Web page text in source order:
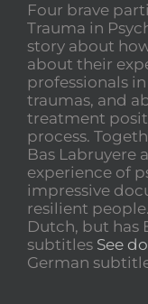
Four brave
Trauma in
story about
about their
professionals
traumas, and
treatment
process.
Bas Labruyere
experience of
impressive
resilient
Dutch, but has
subtitles See
German